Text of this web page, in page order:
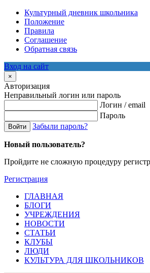
Культурный дневник школьника
Положение
Правила
Соглашение
Обратная связь
Вход на сайт
×
Авторизация
Неправильный логин или пароль
Логин / email
Пароль
Войти Забыли пароль?
Новый пользователь?
Пройдите не сложную процедуру
Регистрация
ГЛАВНАЯ
БЛОГИ
УЧРЕЖДЕНИЯ
НОВОСТИ
СТАТЬИ
КЛУБЫ
ЛЮДИ
КУЛЬТУРА ДЛЯ ШКОЛЬНИКОВ